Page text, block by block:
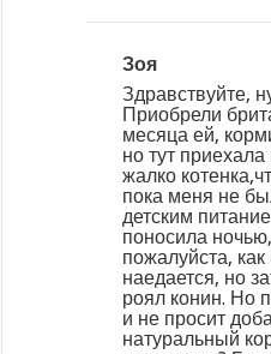
Зоя
Здравствуйте,
Приобрели
месяца ей,
но тут
жалко
пока меня не
детским
поносила
пожалуйста,
наедается, но
роял конин. Но
и не просит
натуральный